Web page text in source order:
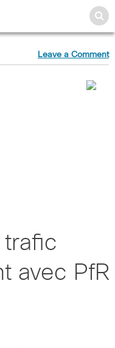
Leave a Comment
trafic
avec PfR